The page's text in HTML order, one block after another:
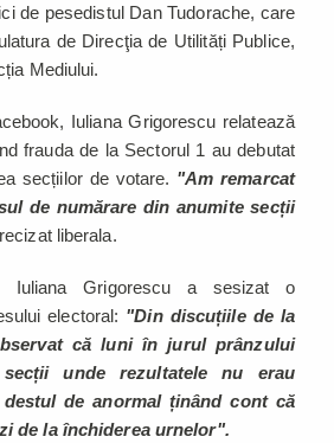
de pesedistul Dan Tudorache, care
de Direcţia de Utilități Publice,
Mediului.
Iuliana Grigorescu relatează
frauda de la Sectorul 1 au debutat
secțiilor de votare. "Am remarcat
de numărare din anumite secții
liberala.
Grigorescu a sesizat o
electoral: "Din discuțiile de la
că luni în jurul prânzului
unde rezultatele nu erau
de anormal ținând cont că
de la închiderea urnelor".